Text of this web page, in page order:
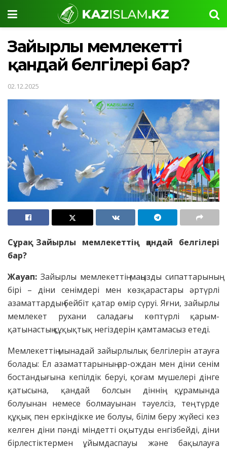
Зайырлы мемлекеттің
қандай белгілері бар?
02.12.2025
Сұрақ: Зайырлы мемлекеттің қандай белгілері
бар?
Жауап: Зайырлы мемлекеттің маңызды сипаттарының
бірі – діни сенімдері мен көзқарастары әртүрлі
азаматтардың бейбіт қатар өмір сүруі. Яғни, зайырлы
мемлекет рухани саладағы көптүрлі қарым-
қатынастың құқықтық негіздерін қамтамасыз етеді.
Мемлекеттің мынадай зайырлылық белгілерін атауға
болады: Ел азаматтарының ар-ождан мен діни сенім
бостандығына кепілдік беруі, қоғам мүшелері дінге
қатысына, қандай болсын діннің құрамында
болуынан немесе болмауынан тәуелсіз, тең түрде
құқық пен еркіндікке ие болуы, білім беру жүйесі кез
келген діни пәнді міндетті оқытуды енгізбейді, діни
бірлестіктермен ұйымдаспауы және бақылауға